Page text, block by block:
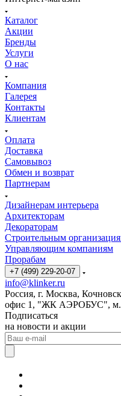
Каталог
Акции
Бренды
Услуги
О нас
Компания
Галерея
Контакты
Клиентам
Оплата
Доставка
Самовывоз
Обмен и возврат
Партнерам
Дизайнерам интерьера
Архитекторам
Декораторам
Строительным
Управляющим компаниям
Прорабам
+7 (499) 229-20-07
info@klinker.ru
Россия, г. Москва,
офис 1, "ЖК АЭРОБУС",
Подписаться
на новости и акции